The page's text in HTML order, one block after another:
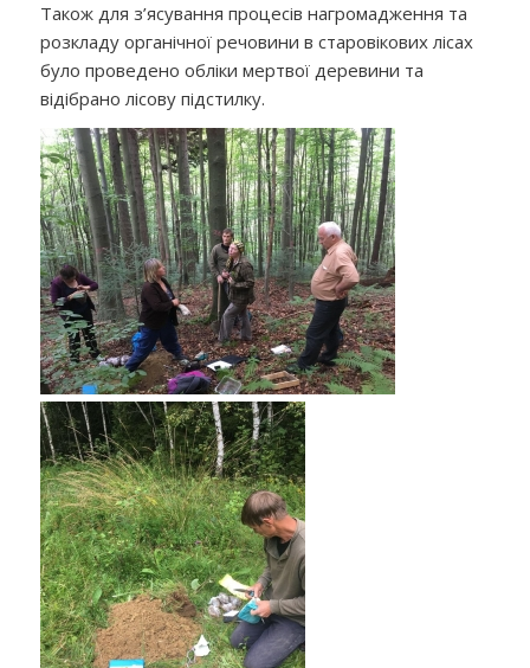
Також для з’ясування процесів нагромадження та
розкладу органічної речовини в старовікових лісах
було проведено обліки мертвої деревини та
відібрано лісову підстилку.